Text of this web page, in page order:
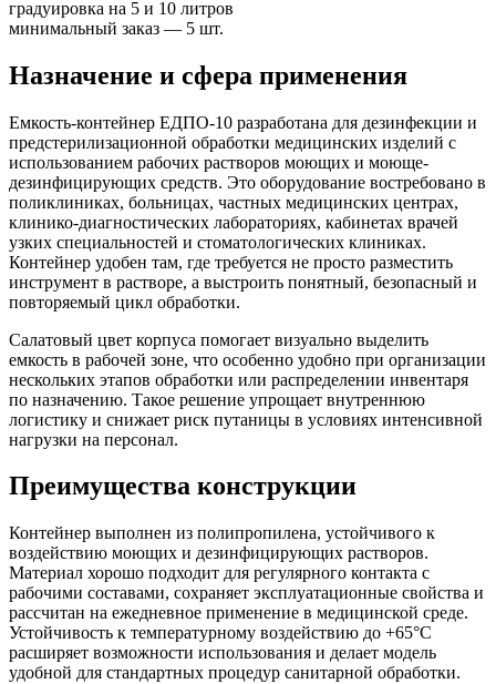
градуировка на 5 и 10 литров
минимальный заказ — 5 шт.
Назначение и сфера применения
Емкость-контейнер ЕДПО-10 разработана для дезинфекции и
предстерилизационной обработки медицинских изделий с
использованием рабочих растворов моющих и моюще-
дезинфицирующих средств. Это оборудование востребовано в
поликлиниках, больницах, частных медицинских центрах,
клинико-диагностических лабораториях, кабинетах врачей
узких специальностей и стоматологических клиниках.
Контейнер удобен там, где требуется не просто разместить
инструмент в растворе, а выстроить понятный, безопасный и
повторяемый цикл обработки.
Салатовый цвет корпуса помогает визуально выделить
емкость в рабочей зоне, что особенно удобно при организации
нескольких этапов обработки или распределении инвентаря
по назначению. Такое решение упрощает внутреннюю
логистику и снижает риск путаницы в условиях интенсивной
нагрузки на персонал.
Преимущества конструкции
Контейнер выполнен из полипропилена, устойчивого к
воздействию моющих и дезинфицирующих растворов.
Материал хорошо подходит для регулярного контакта с
рабочими составами, сохраняет эксплуатационные свойства и
рассчитан на ежедневное применение в медицинской среде.
Устойчивость к температурному воздействию до +65°С
расширяет возможности использования и делает модель
удобной для стандартных процедур санитарной обработки.